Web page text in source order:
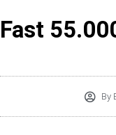
Fast
By